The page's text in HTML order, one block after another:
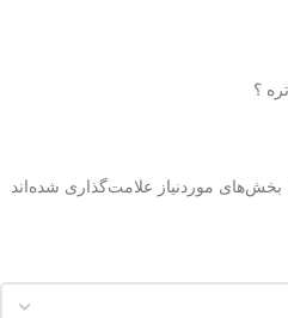
؟
بخش‌های موردنیاز علامت‌گذاری شده‌اند